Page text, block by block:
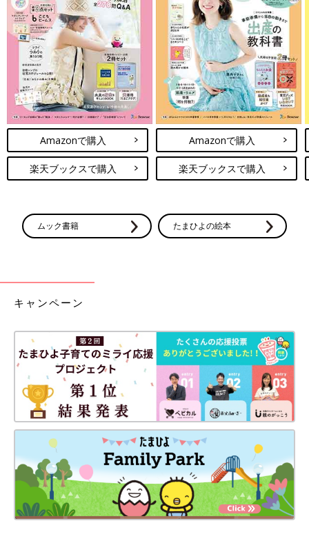
Amazonで購入
楽天ブックスで購入
Amazonで購入
楽天ブックスで購入
ムック書籍 たまひよの絵本
キャンペーン